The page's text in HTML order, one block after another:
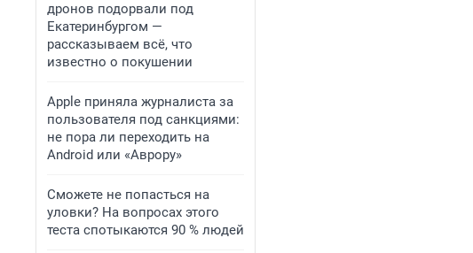
дронов подорвали под
Екатеринбургом —
рассказываем всё, что
известно о покушении
Apple приняла журналиста за
пользователя под санкциями:
не пора ли переходить на
Android или «Аврору»
Сможете не попасться на
уловки? На вопросах этого
теста спотыкаются 90 % людей